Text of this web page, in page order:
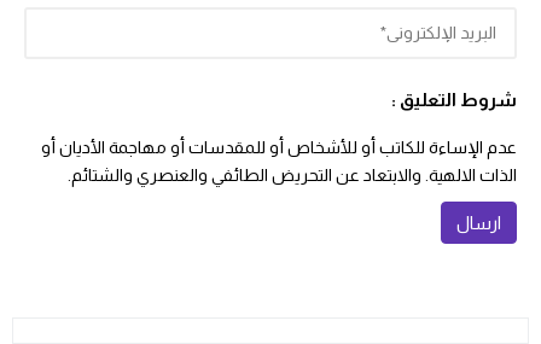
شروط التعليق :
عدم الإساءة للكاتب أو للأشخاص أو للمقدسات أو مهاجمة الأديان أو
الذات الالهية. والابتعاد عن التحريض الطائفي والعنصري والشتائم.